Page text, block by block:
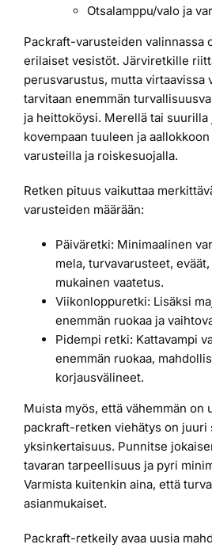
Otsalamppu/valo ja
Packraft-varusteiden valinnassa
erilaiset vesistöt. Järviretkille
perusvarustus, mutta virtaavissa
tarvitaan enemmän
ja heittoköysi. Merellä tai suurilla
kovempaan tuuleen ja
varusteilla ja roiskesuojalla.
Retken pituus vaikuttaa
varusteiden määrään:
Päiväretki: Minimaalinen
mela, turvavarusteet,
mukainen vaatetus.
Viikonloppuretki: Lisäksi
enemmän ruokaa ja
Pidempi retki: Kattavampi
enemmän ruokaa,
korjausvälineet.
Muista myös, että vähemmän on
packraft-retken viehätys on juuri
yksinkertaisuus. Punnitse
tavaran tarpeellisuus ja pyri
Varmista kuitenkin aina, että
asianmukaiset.
Packraft-retkeily avaa uusia